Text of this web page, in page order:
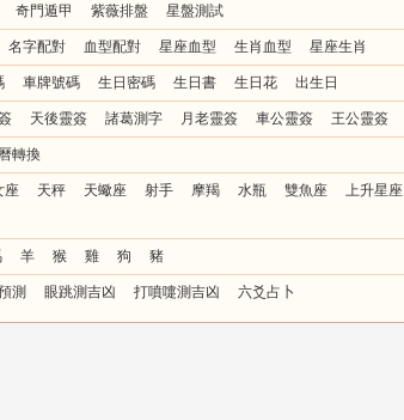
奇門遁甲 紫薇排盤 星盤測試
名字配對 血型配對 星座血型 生肖血型 星座生肖
車牌號碼 生日密碼 生日書 生日花 出生日
天後靈簽 諸葛測字 月老靈簽 車公靈簽 王公靈簽
轉換
座 天秤 天蠍座 射手 摩羯 水瓶 雙魚座 上升星座
羊 猴 雞 狗 豬
測 眼跳測吉凶 打噴嚏測吉凶 六爻占卜